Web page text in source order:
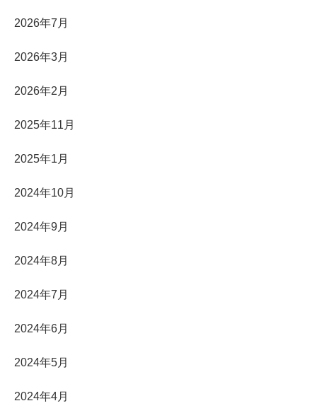
2026年7月
2026年3月
2026年2月
2025年11月
2025年1月
2024年10月
2024年9月
2024年8月
2024年7月
2024年6月
2024年5月
2024年4月